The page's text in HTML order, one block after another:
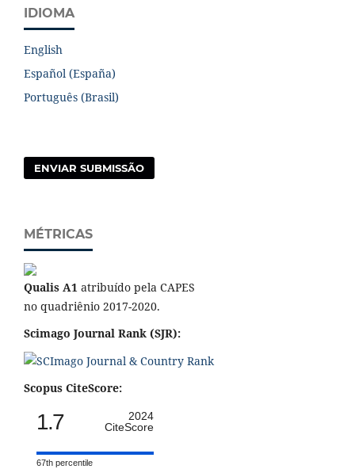
IDIOMA
English
Español (España)
Português (Brasil)
ENVIAR SUBMISSÃO
MÉTRICAS
Qualis A1 atribuído pela CAPES
no quadriênio 2017-2020.
Scimago Journal Rank (SJR):
Scopus CiteScore:
1.7
2024
CiteScore
67th percentile